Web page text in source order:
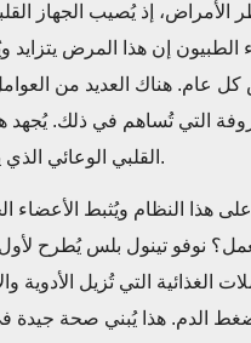
الأمراض، إذ يُصيب الجهاز
الطبيون إن هذا المرض
عام. هناك العديد من
التي تُساهم في ذلك. يُجهد
القلبي الوعائي الذي يعتمد على القلب.
على هذا النظام ويُثبط الأعضاء
نوفو تينول بلس يُطرح
الغذائية التي تُزيل الأدوية
ضغط الدم. هذا يُبني صحة جيدة